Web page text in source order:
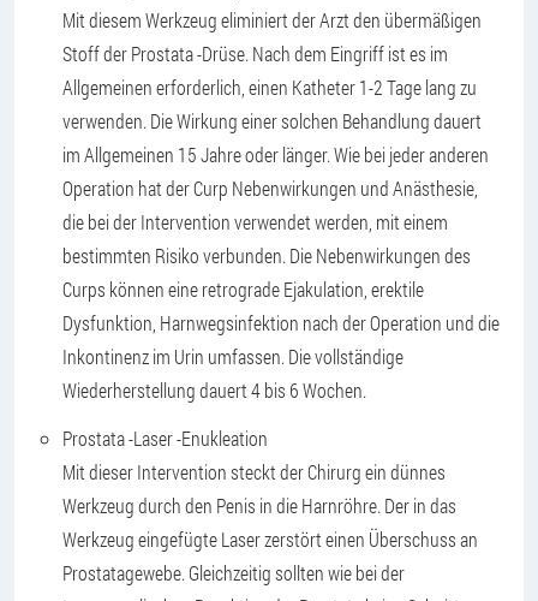
Mit diesem Werkzeug eliminiert der Arzt den übermäßigen
Stoff der Prostata -Drüse. Nach dem Eingriff ist es im
Allgemeinen erforderlich, einen Katheter 1-2 Tage lang zu
verwenden. Die Wirkung einer solchen Behandlung dauert
im Allgemeinen 15 Jahre oder länger. Wie bei jeder anderen
Operation hat der Curp Nebenwirkungen und Anästhesie,
die bei der Intervention verwendet werden, mit einem
bestimmten Risiko verbunden. Die Nebenwirkungen des
Curps können eine retrograde Ejakulation, erektile
Dysfunktion, Harnwegsinfektion nach der Operation und die
Inkontinenz im Urin umfassen. Die vollständige
Wiederherstellung dauert 4 bis 6 Wochen.
Prostata -Laser -Enukleation
Mit dieser Intervention steckt der Chirurg ein dünnes
Werkzeug durch den Penis in die Harnröhre. Der in das
Werkzeug eingefügte Laser zerstört einen Überschuss an
Prostatagewebe. Gleichzeitig sollten wie bei der